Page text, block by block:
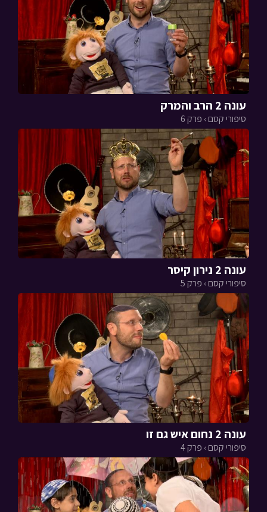
עונה 2 הרב והמרק
סיפורי קסם › פרק 6
עונה 2 נירון קיסר
סיפורי קסם › פרק 5
עונה 2 נחום איש גם זו
סיפורי קסם › פרק 4